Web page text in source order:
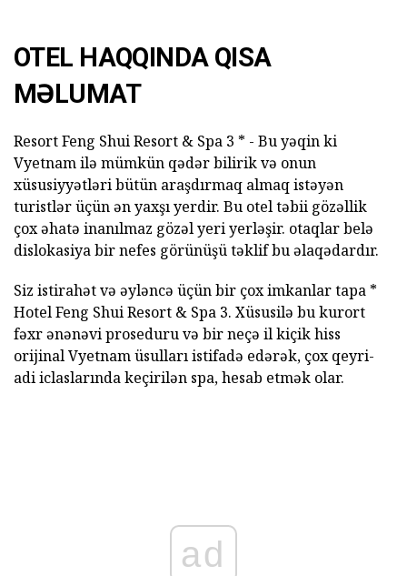
OTEL HAQQINDA QISA
MƏLUMAT
Resort Feng Shui Resort & Spa 3 * - Bu yəqin ki
Vyetnam ilə mümkün qədər bilirik və onun
xüsusiyyətləri bütün araşdırmaq almaq istəyən
turistlər üçün ən yaxşı yerdir. Bu otel təbii gözəllik
çox əhatə inanılmaz gözəl yeri yerləşir. otaqlar belə
dislokasiya bir nefes görünüşü təklif bu əlaqədardır.
Siz istirahət və əyləncə üçün bir çox imkanlar tapa *
Hotel Feng Shui Resort & Spa 3. Xüsusilə bu kurort
fəxr ənənəvi proseduru və bir neçə il kiçik hiss
orijinal Vyetnam üsulları istifadə edərək, çox qeyri-
adi iclaslarında keçirilən spa, hesab etmək olar.
ad